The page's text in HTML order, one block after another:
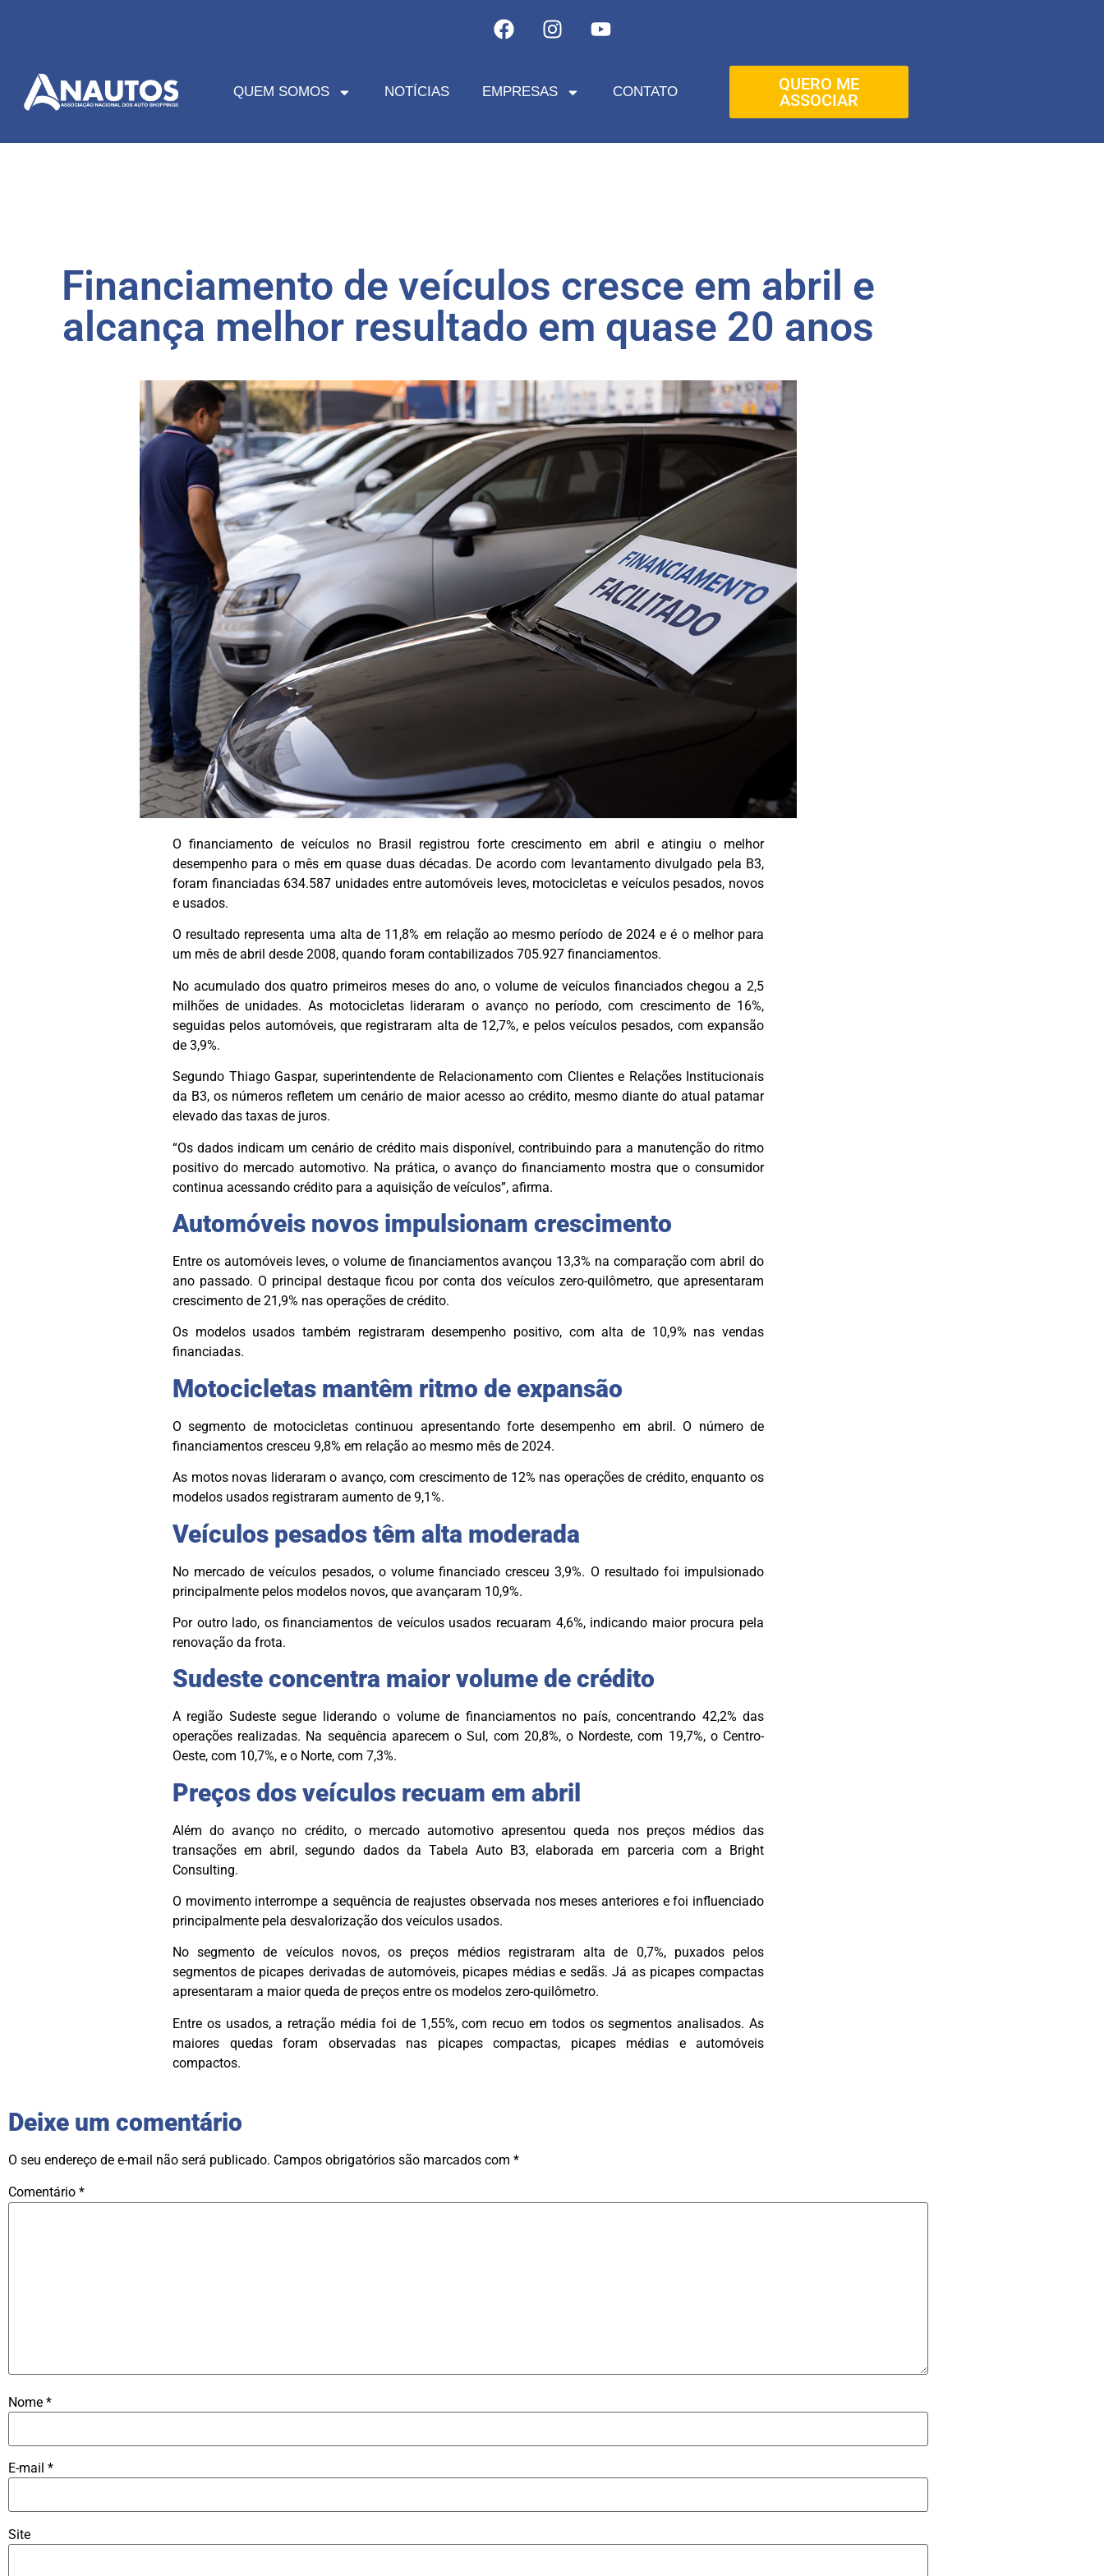
QUEM SOMOS NOTÍCIAS EMPRESAS CONTATO
QUERO ME
ASSOCIAR
Financiamento de veículos cresce em abril e
alcança melhor resultado em quase 20 anos
O financiamento de veículos no Brasil registrou forte crescimento em abril e atingiu o melhor
desempenho para o mês em quase duas décadas. De acordo com levantamento divulgado pela B3,
foram financiadas 634.587 unidades entre automóveis leves, motocicletas e veículos pesados, novos
e usados.
O resultado representa uma alta de 11,8% em relação ao mesmo período de 2024 e é o melhor para
um mês de abril desde 2008, quando foram contabilizados 705.927 financiamentos.
No acumulado dos quatro primeiros meses do ano, o volume de veículos financiados chegou a 2,5
milhões de unidades. As motocicletas lideraram o avanço no período, com crescimento de 16%,
seguidas pelos automóveis, que registraram alta de 12,7%, e pelos veículos pesados, com expansão
de 3,9%.
Segundo Thiago Gaspar, superintendente de Relacionamento com Clientes e Relações Institucionais
da B3, os números refletem um cenário de maior acesso ao crédito, mesmo diante do atual patamar
elevado das taxas de juros.
“Os dados indicam um cenário de crédito mais disponível, contribuindo para a manutenção do ritmo
positivo do mercado automotivo. Na prática, o avanço do financiamento mostra que o consumidor
continua acessando crédito para a aquisição de veículos”, afirma.
Automóveis novos impulsionam crescimento
Entre os automóveis leves, o volume de financiamentos avançou 13,3% na comparação com abril do
ano passado. O principal destaque ficou por conta dos veículos zero-quilômetro, que apresentaram
crescimento de 21,9% nas operações de crédito.
Os modelos usados também registraram desempenho positivo, com alta de 10,9% nas vendas
financiadas.
Motocicletas mantêm ritmo de expansão
O segmento de motocicletas continuou apresentando forte desempenho em abril. O número de
financiamentos cresceu 9,8% em relação ao mesmo mês de 2024.
As motos novas lideraram o avanço, com crescimento de 12% nas operações de crédito, enquanto os
modelos usados registraram aumento de 9,1%.
Veículos pesados têm alta moderada
No mercado de veículos pesados, o volume financiado cresceu 3,9%. O resultado foi impulsionado
principalmente pelos modelos novos, que avançaram 10,9%.
Por outro lado, os financiamentos de veículos usados recuaram 4,6%, indicando maior procura pela
renovação da frota.
Sudeste concentra maior volume de crédito
A região Sudeste segue liderando o volume de financiamentos no país, concentrando 42,2% das
operações realizadas. Na sequência aparecem o Sul, com 20,8%, o Nordeste, com 19,7%, o Centro-
Oeste, com 10,7%, e o Norte, com 7,3%.
Preços dos veículos recuam em abril
Além do avanço no crédito, o mercado automotivo apresentou queda nos preços médios das
transações em abril, segundo dados da Tabela Auto B3, elaborada em parceria com a Bright
Consulting.
O movimento interrompe a sequência de reajustes observada nos meses anteriores e foi influenciado
principalmente pela desvalorização dos veículos usados.
No segmento de veículos novos, os preços médios registraram alta de 0,7%, puxados pelos
segmentos de picapes derivadas de automóveis, picapes médias e sedãs. Já as picapes compactas
apresentaram a maior queda de preços entre os modelos zero-quilômetro.
Entre os usados, a retração média foi de 1,55%, com recuo em todos os segmentos analisados. As
maiores quedas foram observadas nas picapes compactas, picapes médias e automóveis
compactos.
Deixe um comentário
O seu endereço de e-mail não será publicado. Campos obrigatórios são marcados com *
Comentário *
Nome *
E-mail *
Site